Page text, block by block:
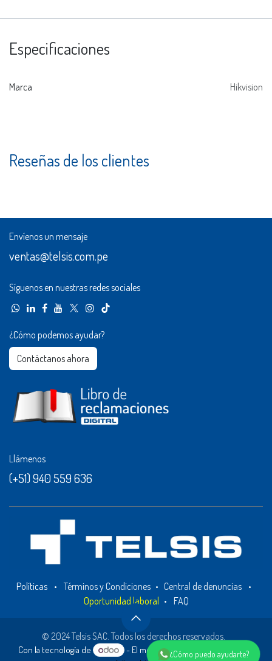
Especificaciones
Marca Hikvision
Reseñas de los clientes
Envíenos un mensaje
ventas@telsis.com.pe
Síguenos en nuestras redes sociales
¿Cómo podemos ayudar?
Contáctanos ahora​​
Llámenos
(+51) 940 559 636
Políticas • Términos y Condiciones • Central de denuncias
•
Oportunidad laboral • FAQ
© 2024 Telsis SAC. Todos los derechos reservados.
Con la tecnología de - El mejorComercio electrónico de
¿Cómo puedo ayudarte?